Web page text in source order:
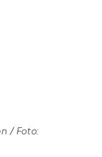
/ Foto: